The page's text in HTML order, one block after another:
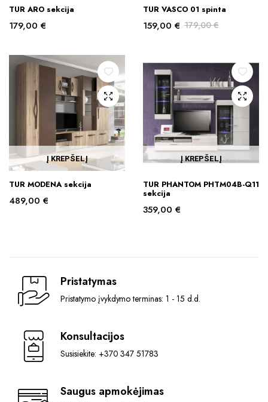
TUR ARO sekcija
179,00 €
TUR VASCO 01 spinta
179,00€
was:
179,00 €.
159,00 €
is:
159,00 €.
Į KREPŠELĮ
TUR MODENA sekcija
489,00 €
Į KREPŠELĮ
TUR PHANTOM PHTM04B-Q11
sekcija
359,00 €
Pristatymas
Pristatymo įvykdymo terminas: 1 - 15 d.d.
Konsultacijos
Susisiekite: +370 347 51783
Saugus apmokėjimas